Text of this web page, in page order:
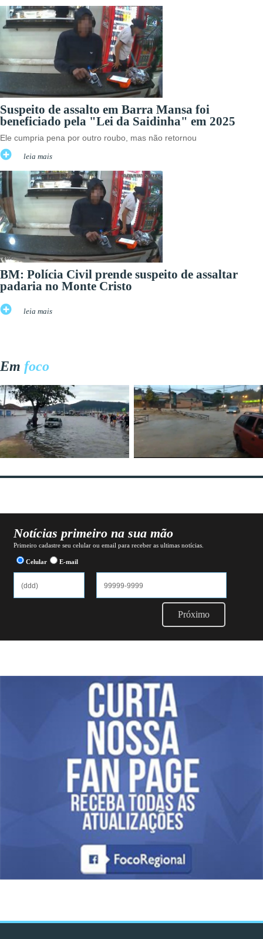
Suspeito de assalto em Barra Mansa foi
beneficiado pela "Lei da Saidinha" em 2025
Ele cumpria pena por outro roubo, mas não retornou
leia mais
BM: Polícia Civil prende suspeito de assaltar
padaria no Monte Cristo
leia mais
Em foco
Notícias primeiro na sua mão
Primeiro cadastre seu celular ou email para receber as ultimas notícias.
Celular E-mail
Próximo